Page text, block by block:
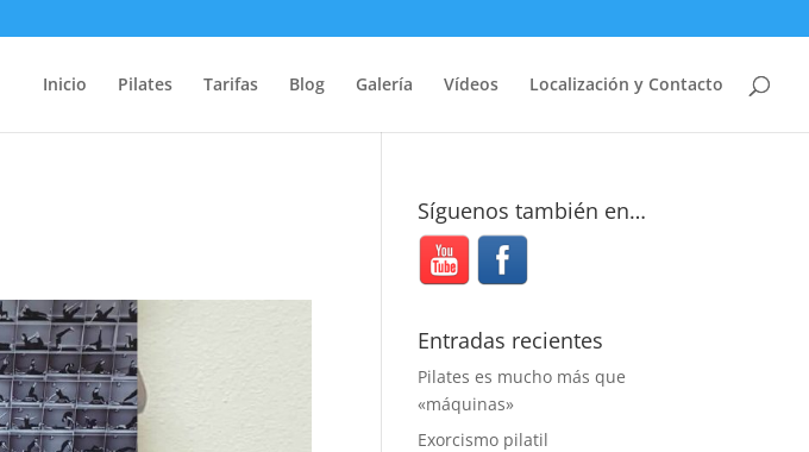
Inicio Pilates Tarifas Blog Galería Vídeos Localización y Contacto
Síguenos también en…
Entradas recientes
Pilates es mucho más que
«máquinas»
Exorcismo pilatil